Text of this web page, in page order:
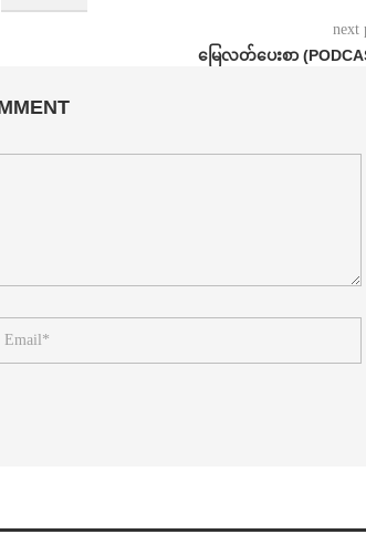
next
မြေလတ်ပေးစာ